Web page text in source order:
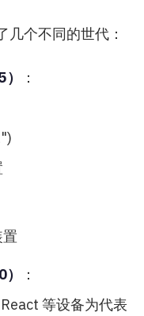
个不同的世代：
：
：
等设备为代表